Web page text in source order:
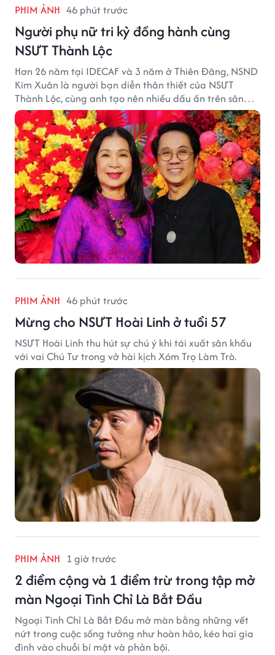
PHIM ẢNH 46 phút trước
Người phụ nữ tri kỷ đồng hành cùng
NSƯT Thành Lộc
Hơn 26 năm tại IDECAF và 3 năm ở Thiên Đăng, NSND
Kim Xuân là người bạn diễn thân thiết của NSƯT
Thành Lộc, cùng anh tạo nên nhiều dấu ấn trên sân
khấu.
PHIM ẢNH 46 phút trước
Mừng cho NSƯT Hoài Linh ở tuổi 57
NSƯT Hoài Linh thu hút sự chú ý khi tái xuất sân khấu
với vai Chú Tư trong vở hài kịch Xóm Trọ Làm Trò.
PHIM ẢNH 1 giờ trước
2 điểm cộng và 1 điểm trừ trong tập mở
màn Ngoại Tình Chỉ Là Bắt Đầu
Ngoại Tình Chỉ Là Bắt Đầu mở màn bằng những vết
nứt trong cuộc sống tưởng như hoàn hảo, kéo hai gia
đình vào chuỗi bí mật và phản bội.